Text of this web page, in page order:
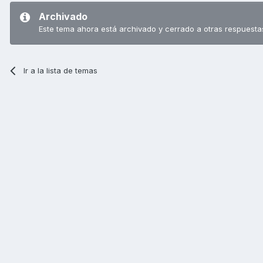
Archivado
Este tema ahora está archivado y cerrado a otras
Ir a la lista de temas